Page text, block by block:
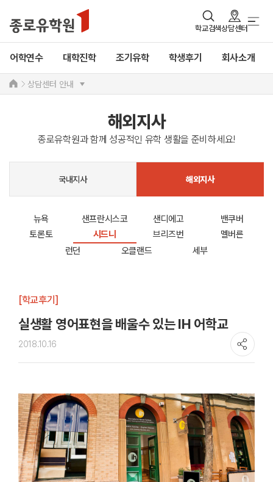
학교검색상담센터
어학연수 대학진학 조기유학 학생후기 회사소개
상담센터 안내
해외지사
종로유학원과 함께 성공적인 유학 생활을 준비하세요!
국내지사 해외지사
뉴욕 샌프란시스코 샌디에고
밴쿠버
토론토
시드니 브리즈번
멜버른
런던
오클랜드 세부
[학교후기]
실생활 영어표현을 배울수 있는 IH 어학교
2018.10.16